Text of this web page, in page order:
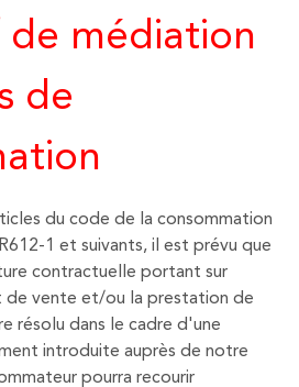
de médiation
de
du code de la consommation
1 et suivants, il est prévu que
contractuelle portant sur
vente et/ou la prestation de
résolu dans le cadre d'une
introduite auprès de notre
pourra recourir